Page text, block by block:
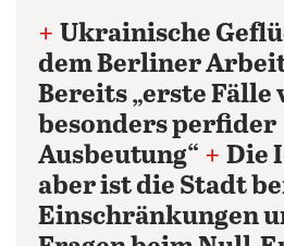
+ Ukrainische
dem Berliner
Bereits „erste Fälle
besonders perfider
Ausbeutung“ + Die
aber ist die Stadt
Einschränkungen